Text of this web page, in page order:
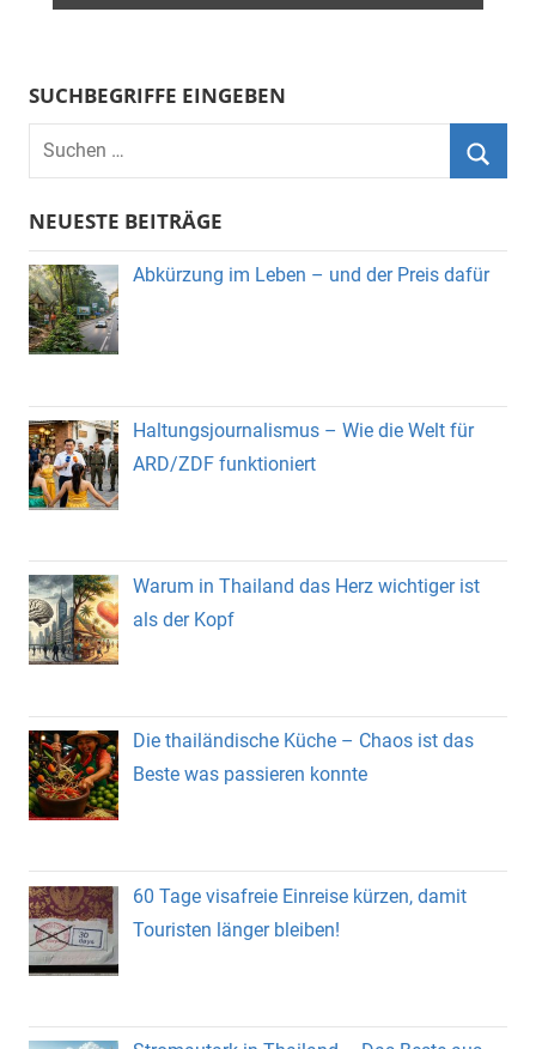
SUCHBEGRIFFE EINGEBEN
Suchen
nach:
NEUESTE BEITRÄGE
Abkürzung im Leben – und der Preis dafür
Haltungsjournalismus – Wie die Welt für
ARD/ZDF funktioniert
Warum in Thailand das Herz wichtiger ist
als der Kopf
Die thailändische Küche – Chaos ist das
Beste was passieren konnte
60 Tage visafreie Einreise kürzen, damit
Touristen länger bleiben!